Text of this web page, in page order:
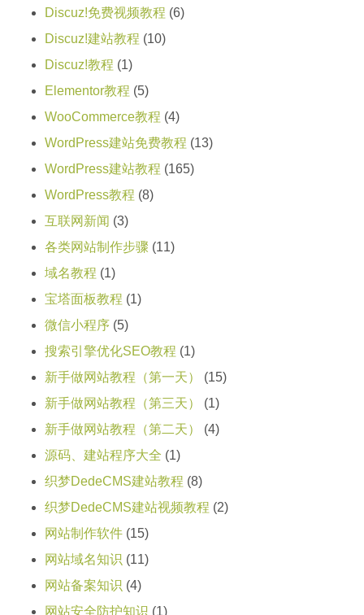
Discuz!免费视频教程 (6)
Discuz!建站教程 (10)
Discuz!教程 (1)
Elementor教程 (5)
WooCommerce教程 (4)
WordPress建站免费教程 (13)
WordPress建站教程 (165)
WordPress教程 (8)
互联网新闻 (3)
各类网站制作步骤 (11)
域名教程 (1)
宝塔面板教程 (1)
微信小程序 (5)
搜索引擎优化SEO教程 (1)
新手做网站教程（第一天）
(15)
新手做网站教程（第三天）
(1)
新手做网站教程（第二天）
(4)
源码、建站程序大全 (1)
织梦DedeCMS建站教程 (8)
织梦DedeCMS建站视频教程 (2)
网站制作软件 (15)
网站域名知识 (11)
网站备案知识 (4)
网站安全防护知识 (1)